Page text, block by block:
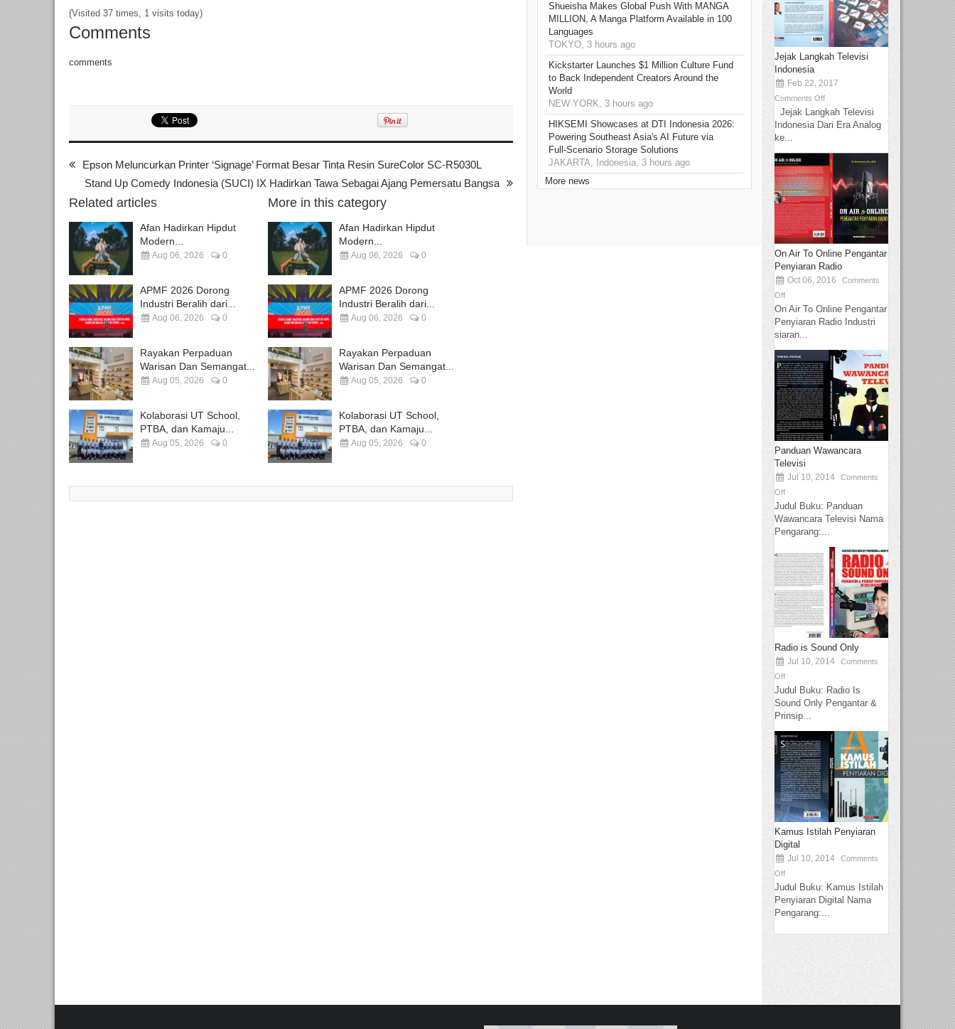
(Visited 37 times, 1 visits today)
Comments
comments
Epson Meluncurkan Printer ‘Signage’ Format Besar Tinta Resin SureColor SC-R5030L
Stand Up Comedy Indonesia (SUCI) IX Hadirkan Tawa Sebagai Ajang Pemersatu Bangsa
Related articles
Afan Hadirkan Hipdut
Modern...
Aug 06, 2026 0
APMF 2026 Dorong
Industri Beralih dari...
Aug 06, 2026 0
Rayakan Perpaduan
Warisan Dan Semangat...
Aug 05, 2026 0
Kolaborasi UT School,
PTBA, dan Kamaju...
Aug 05, 2026 0
More in this category
Afan Hadirkan Hipdut
Modern...
Aug 06, 2026 0
APMF 2026 Dorong
Industri Beralih dari...
Aug 06, 2026 0
Rayakan Perpaduan
Warisan Dan Semangat...
Aug 05, 2026 0
Kolaborasi UT School,
PTBA, dan Kamaju...
Aug 05, 2026 0
Shueisha Makes Global Push With MANGA
MILLION, A Manga Platform Available in 100
Languages
TOKYO, 3 hours ago
Kickstarter Launches $1 Million Culture Fund
to Back Independent Creators Around the
World
NEW YORK, 3 hours ago
HIKSEMI Showcases at DTI Indonesia 2026:
Powering Southeast Asia's AI Future via
Full‑Scenario Storage Solutions
JAKARTA, Indonesia, 3 hours ago
More news
Jejak Langkah Televisi
Indonesia
Feb 22, 2017
Comments Off
Jejak Langkah Televisi
Indonesia Dari Era Analog
ke...
On Air To Online Pengantar
Penyiaran Radio
Oct 06, 2016
Comments
Off
On Air To Online Pengantar
Penyiaran Radio Industri
siaran...
Panduan Wawancara
Televisi
Jul 10, 2014
Comments
Off
Judul Buku: Panduan
Wawancara Televisi Nama
Pengarang:...
Radio is Sound Only
Jul 10, 2014
Comments
Off
Judul Buku: Radio Is
Sound Only Pengantar &
Prinsip...
Kamus Istilah Penyiaran
Digital
Jul 10, 2014
Comments
Off
Judul Buku: Kamus Istilah
Penyiaran Digital Nama
Pengarang:...